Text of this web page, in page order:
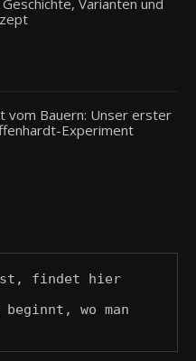
Varianten und
vom Bauern: Unser erster
Experiment
findet hier
wo man